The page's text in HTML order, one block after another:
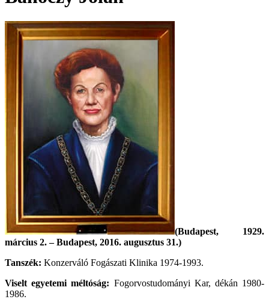
(Budapest, 1929.
március 2.– Budapest, 2016. augusztus 31.)
Tanszék: Konzerváló Fogászati Klinika 1974-1993.
Viselt egyetemi méltóság: Fogorvostudományi Kar, dékán 1980-
1986.